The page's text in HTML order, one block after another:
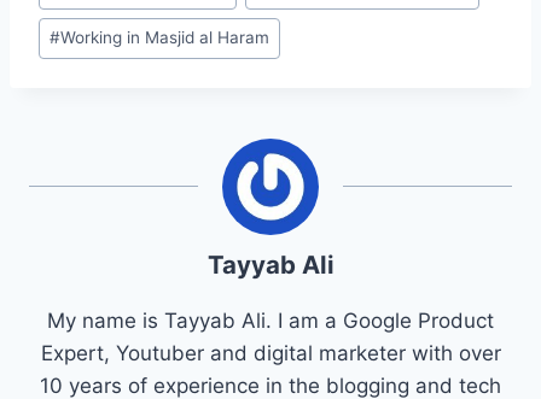
#Working in Masjid al Haram
Tayyab Ali
My name is Tayyab Ali. I am a Google Product
Expert, Youtuber and digital marketer with over
10 years of experience in the blogging and tech